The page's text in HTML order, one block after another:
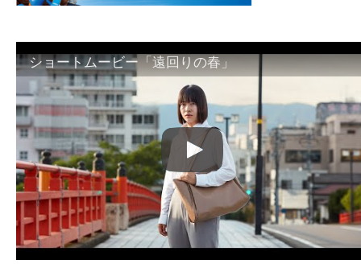
ショートムービー「遠回りの春」